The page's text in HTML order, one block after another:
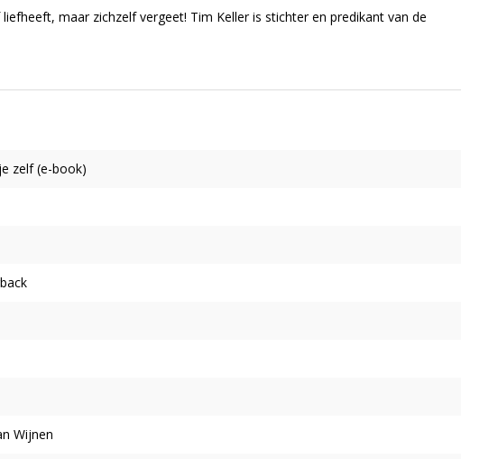
maar zichzelf vergeet! Tim Keller is stichter en predikant van de
zelf (e-book)
Wijnen